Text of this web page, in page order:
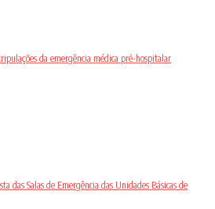
da emergência médica pré-hospitalar
das Salas de Emergência das Unidades Básicas de